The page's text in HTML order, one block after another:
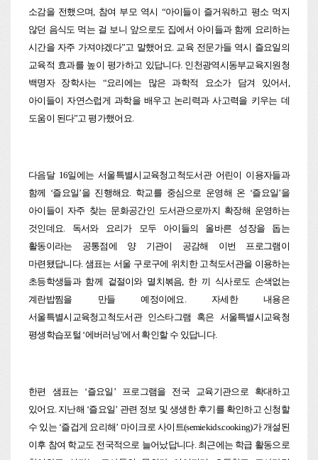
소감을 전했으며, 참여 부모 역시 “아이들이 즐거워하고 평소 먹지
않던 음식도 먹는 걸 보니 앞으로도 집에서 아이들과 함께 요리하는
시간을 자주 가져야겠다”고 말했어요. 교육 전문가들 역시 즐요일의
교육적 효과를 높이 평가하고 있답니다. 인천광역시동부교육지원청
백명자 장학사는 “요리에는 많은 과학적 요소가 담겨 있어서,
아이들이 자연스럽게 과학을 배우고 논리력과 사고력을 키우는 데
도움이 된다”고 평가했어요.
다음달 16일에는 서울특별시교육청고척도서관 어린이 이용자들과
함께 ‘즐요일’을 진행해요. 학교를 중심으로 운영해 온 ‘즐요일’을
아이들이 자주 찾는 문화공간인 도서관으로까지 확장해 운영하는
것인데요. 독서와 요리가 모두 아이들의 올바른 성장을 돕는
활동이라는 공통점에 양 기관이 공감해 이번 프로그램이
마련됐답니다. 샘표는 서울 구로구에 위치한 고척도서관을 이용하는
초등학생들과 함께 겉절이와 멸치볶음, 한 끼 식사로도 손색없는
계란밥찜을 만들 예정이에요. 자세한 내용은
서울특별시교육청고척도서관 인스타그램 혹은 서울특별시교육청
평생학습포털 ‘에버러닝’에서 확인할 수 있답니다.
한편 샘표는 ‘즐요일’ 프로그램을 전국 교육기관으로 확대하고
있어요. 지난해 ‘즐요일’ 관련 정보 및 생생한 후기를 확인하고 신청할
수 있는 ‘즐겁게 요리해’ 마이크로 사이트(semiekids.cooking)가 개설된
이후 참여 학교도 전국적으로 늘어났답니다. 최근에는 학급 활동으로